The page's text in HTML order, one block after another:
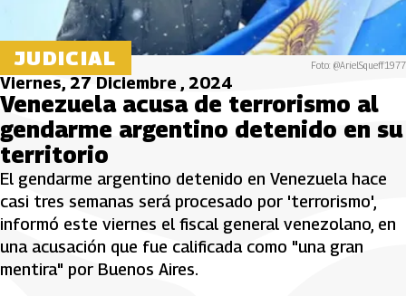
JUDICIAL Foto: @ArielSqueff1977
Viernes, 27 Diciembre , 2024
Venezuela acusa de terrorismo al
gendarme argentino detenido en su
territorio
El gendarme argentino detenido en Venezuela hace
casi tres semanas será procesado por 'terrorismo',
informó este viernes el fiscal general venezolano, en
una acusación que fue calificada como "una gran
mentira" por Buenos Aires.